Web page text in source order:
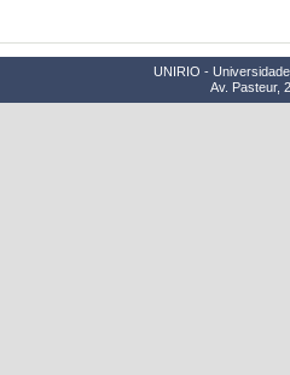
UNIRIO -
Av. Pasteur,